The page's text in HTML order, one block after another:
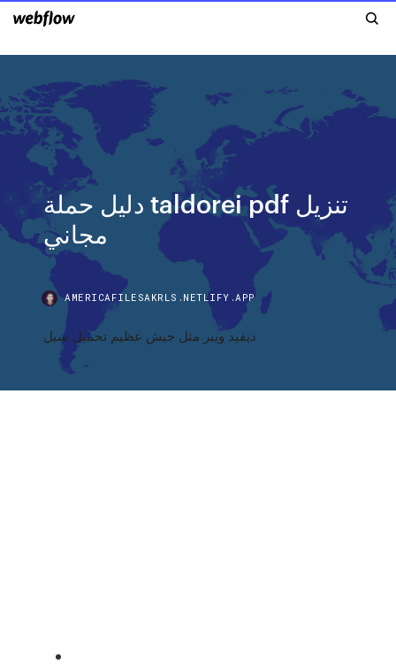
دليل حملة taldorei pdf تنزيل
مجاني
AMERICAFILESAKRLS.NETLIFY.APP
ديفيد ويبر مثل جيش عظيم تحميل سيل